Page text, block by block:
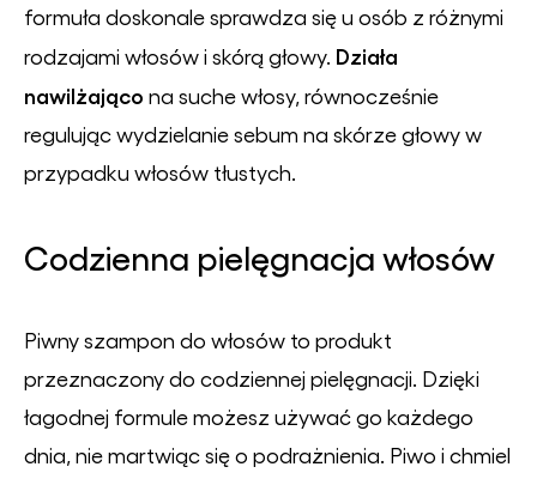
formuła doskonale sprawdza się u osób z różnymi
rodzajami włosów i skórą głowy. Działa
nawilżająco na suche włosy, równocześnie
regulując wydzielanie sebum na skórze głowy w
przypadku włosów tłustych.
Codzienna pielęgnacja włosów
Piwny szampon do włosów to produkt
przeznaczony do codziennej pielęgnacji. Dzięki
łagodnej formule możesz używać go każdego
dnia, nie martwiąc się o podrażnienia. Piwo i chmiel